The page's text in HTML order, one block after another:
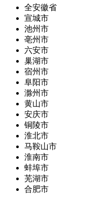
全安徽省
宣城市
池州市
亳州市
六安市
巢湖市
宿州市
阜阳市
滁州市
黄山市
安庆市
铜陵市
淮北市
马鞍山市
淮南市
蚌埠市
芜湖市
合肥市